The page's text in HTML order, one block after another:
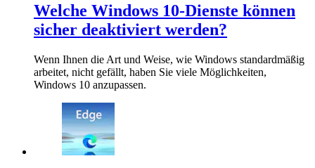
Welche Windows 10-Dienste können
sicher deaktiviert werden?
Wenn Ihnen die Art und Weise, wie Windows standardmäßig
arbeitet, nicht gefällt, haben Sie viele Möglichkeiten,
Windows 10 anzupassen.